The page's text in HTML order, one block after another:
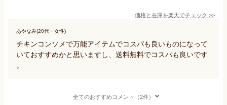
価格と在庫を楽天でチェック >>
あやなみ(20代・女性)
チキンコンソメで万能アイテムでコスパも良いものになって
いておすすめかと思いますし、送料無料でコスパも良いです
。
全てのおすすめコメント（2件）